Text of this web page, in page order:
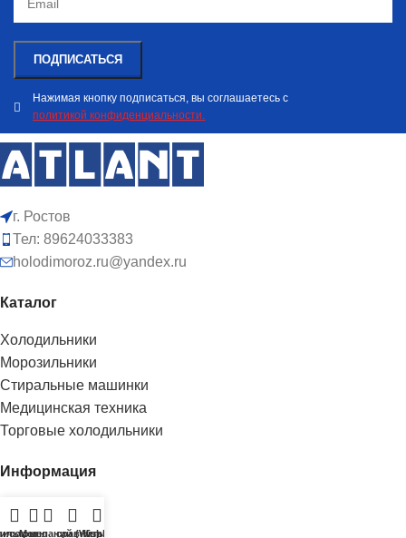
Нажимая кнопку подписаться, вы соглашаетесь с
политикой конфиденциальности.
г. Ростов
Тел: 89624033383
holodimoroz.ru@yandex.ru
Каталог
Холодильники
Морозильники
Стиральные машинки
Медицинская техника
Торговые холодильники
Информация
Доставка
О нас
Меню
желаний (Wishlist)
сравнитьКорзина